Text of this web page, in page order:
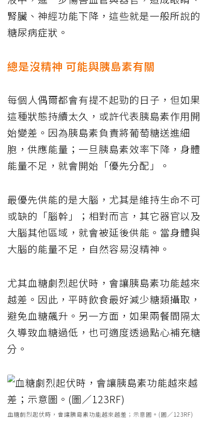
腎臟、神經功能下降，這些就是一般所說的
糖尿病症狀。
總是沒精神 可能與胰島素有關
每個人偶爾都會有提不起勁的日子，但如果
這種狀態持續太久，或許代表胰島素作用開
始變差。因為胰島素負責將葡萄糖送進細
胞，供應能量；一旦胰島素效率下降，身體
能量不足，就會開始「優先分配」。
最優先供能的是大腦，尤其是維持生命不可
或缺的「腦幹」；相對而言，其它器官以及
大腦其他區域，就會被延後供能。當身體與
大腦的能量不足，自然容易沒精神。
尤其血糖劇烈起伏時，會讓胰島素功能越來
越差。因此，平時飲食最好減少糖類攝取，
避免血糖飆升。另一方面，如果兩餐間隔太
久導致血糖過低，也可適度透過點心補充糖
分。
血糖劇烈起伏時，會讓胰島素功能越來越差；示意圖。(圖／123RF)